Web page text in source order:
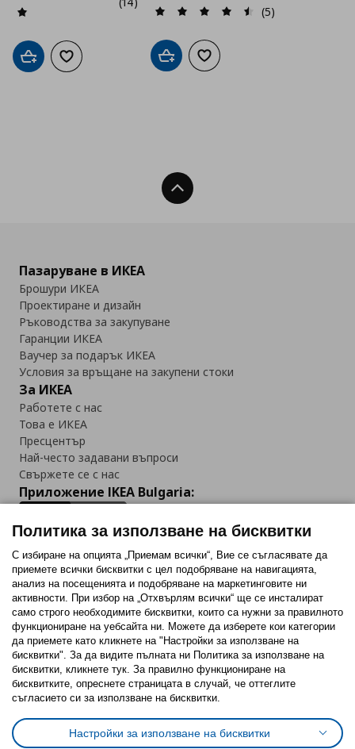
Добави в кошницата
Добави към списъка с любими
(5)
Добави в кошницата
Добави към списъка с
Нагоре
Пазаруване в ИКЕА
Брошури ИКЕА
Проектиране и дизайн
Ръководства за закупуване
Гаранции ИКЕА
Ваучер за подарък ИКЕА
Условия за връщане на закупени стоки
За ИКЕА
Работете с нас
Това е ИКЕА
Пресцентър
Най-често задавани въпроси
Свържете се с нас
Приложение IKEA Bulgaria:
Последвайте ни:
FacebookTwitterYoutubePinterestInstagram
Политика за използване на бисквитки (Cookies)
Избор на настройки за използване на бисквитки
Условия за ползване на ikea.bgОбща политика за личните данни
Политика за използване на бисквитки
С избиране на опцията „Приемам всички“, Вие се съгласявате да
приемете всички бисквитки с цел подобряване на навигацията,
анализ на посещенията и подобряване на маркетинговите ни
активности. При избор на „Отхвърлям всички“ ще се инсталират
само строго необходимитe бисквитки, които са нужни за правилното
функциониране на уебсайта ни. Можете да изберете кои категории
да приемете като кликнете на "Настройки за използване на
бисквитки". За да видите пълната ни Политика за използване на
бисквитки, кликнете тук. За правилно функциониране на
бисквитките, опреснете страницата в случай, че оттеглите
съгласието си за използване на бисквитки.
Настройки за използване на бисквитки